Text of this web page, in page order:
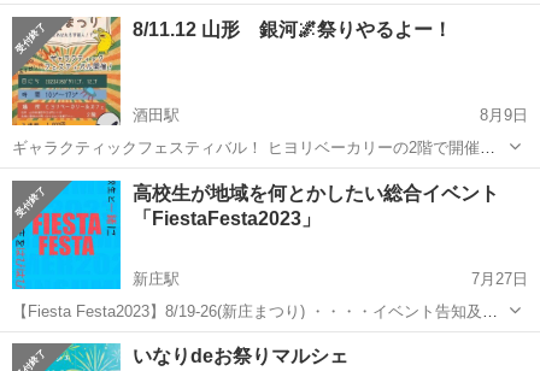
す！ ・出店料無料 ・1ブース2.5×2.5Mのスペース ・ハンドメイド品の
販売や飲食販売をされてる方をメインに募集しています ...
山形 山形市 地域/お祭り ガレージ
8/11.12 山形 銀河🌌祭りやるよー！
酒田駅
8月9日
ギャラクティックフェスティバル！ ヒヨリベーカリーの2階で開催し
ます❣️ 日本では施術者が50人くらいしかいない超貴重❣️な 包丁マッサ
ージあるよー✨ ※入場料に含まれてます その他、DNAアクティベーシ
ョン、タロット、...
山形 酒田市 酒田駅 地域/お祭り フェスティバル
高校生が地域を何とかしたい総合イベント
「FiestaFesta2023」
新庄駅
7月27日
【Fiesta Festa2023】8/19-26(新庄まつり) ・・・・イベント告知及び
出店者募集・・・・ 〇「フェイエスタフェスタ」とは 令和5年2月～3
月 新庄の高校生達が「新庄最上を盛り上げたい。楽しめる地域に...
山形 新庄市 新庄駅 地域/お祭り
いなりdeお祭りマルシェ